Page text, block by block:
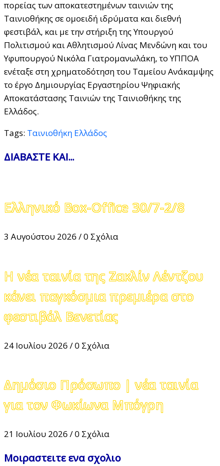
πορείας των αποκατεστημένων ταινιών της
Ταινιοθήκης σε ομοειδή ιδρύματα και διεθνή
φεστιβάλ, και με την στήριξη της Υπουργού
Πολιτισμού και Αθλητισμού Λίνας Μενδώνη και του
Υφυπουργού Νικόλα Γιατρομανωλάκη, το ΥΠΠΟΑ
ενέταξε στη χρηματοδότηση του Ταμείου Ανάκαμψης
το έργο Δημιουργίας Εργαστηρίου Ψηφιακής
Αποκατάστασης Ταινιών της Ταινιοθήκης της
Ελλάδος.
Tags: Ταινιοθήκη Ελλάδος
ΔΙΑΒΑΣΤΕ ΚΑΙ...
Ελληνικό Box-Office 30/7-2/8
3 Αυγούστου 2026 /0 Σχόλια
Η νέα ταινία της Ζακλίν Λέντζου
κάνει παγκόσμια πρεμιέρα στο
φεστιβάλ Βενετίας
24 Ιουλίου 2026 /0 Σχόλια
Δημόσιο Πρόσωπο | νέα ταινία
για τον Φωκίωνα Μπόγρη
21 Ιουλίου 2026 /0 Σχόλια
Μοιραστειτε ενα σχολιο